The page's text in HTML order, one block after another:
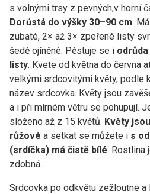
s volnými trsy z pevných,v horní
Dorůstá do výšky 30–90 cm.
zubaté, 2× až 3× zpeřené listy
šedě ojíněné. Pěstuje se i
listy. Kvete od května do června
velkými srdcovitými květy, podle
název srdcovka. Květy jsou
a i při mírném větru se pohupují.
složeno až z 15 květů. Květy jsou
růžové a setkat se můžete i s
(srdíčka) má čistě bílé. Rostlina
zdobná.
Srdcovka po odkvětu zežloutne a